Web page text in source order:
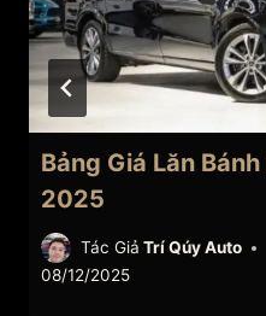
Bảng Giá Lăn
2025
Tác Giả Trí Qúy Auto
08/12/2025